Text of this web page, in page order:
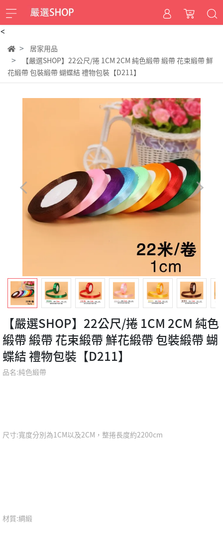
<
居家用品
【嚴選SHOP】22公尺/捲 1CM 2CM 純色緞帶 緞帶 花束緞帶 鮮
花緞帶 包裝緞帶 蝴蝶結 禮物包裝【D211】
【嚴選SHOP】22公尺/捲 1CM 2CM 純色
緞帶 緞帶 花束緞帶 鮮花緞帶 包裝緞帶 蝴
蝶結 禮物包裝【D211】
品名:純色緞帶
尺寸:寬度分別為1CM以及2CM，整捲長度約2200cm
材質:綢緞